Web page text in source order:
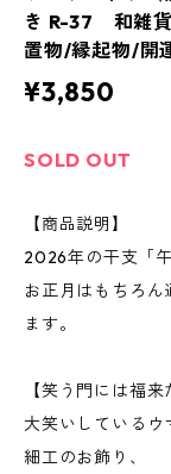
き R-37 和雑
置物/縁起物/開
¥3,850
SOLD OUT
【商品説明】
2026年の干支「
お正月はもちろ
ます。
【笑う門には福
大笑いしている
細工のお飾り、